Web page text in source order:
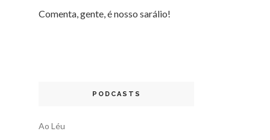
Comenta, gente, é nosso sarálio!
PODCASTS
Ao Léu